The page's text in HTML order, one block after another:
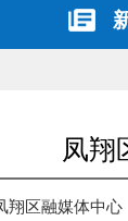
凤翔
翔区融媒体中心